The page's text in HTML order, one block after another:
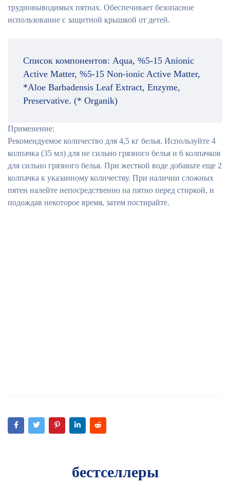
трудновыводимых пятнах. Обеспечивает безопасное
использование с защитной крышкой от детей.
Список компонентов: Aqua, %5-15 Anionic
Active Matter, %5-15 Non-ionic Active Matter,
*Aloe Barbadensis Leaf Extract, Enzyme,
Preservative. (* Organik)
Применение:
Рекомендуемое количество для 4,5 кг белья. Используйте 4
колпачка (35 мл) для не сильно грязного белья и 6 колпачков
для сильно грязного белья. При жесткой воде добавьте еще 2
колпачка к указанному количеству. При наличии сложных
пятен налейте непосредственно на пятно перед стиркой, и
подождав некоторое время, затем постирайте.
бестселлеры